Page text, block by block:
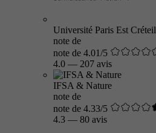
Université Paris Est Créteil
note de
note de 4.01/5
4.0 — 207 avis
IFSA & Nature
note de
note de 4.33/5
4.3 — 80 avis